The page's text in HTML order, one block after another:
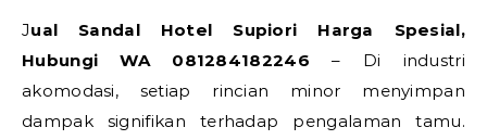
Jual Sandal Hotel Supiori Harga Spesial,
Hubungi WA 081284182246 – Di industri
akomodasi, setiap rincian minor menyimpan
dampak signifikan terhadap pengalaman tamu.